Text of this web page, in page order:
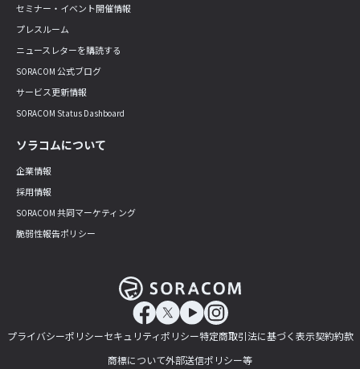
セミナー・イベント開催情報
プレスルーム
ニュースレターを購読する
SORACOM 公式ブログ
サービス更新情報
SORACOM Status Dashboard
ソラコムについて
企業情報
採用情報
SORACOM 共同マーケティング
脆弱性報告ポリシー
プライバシーポリシーセキュリティポリシー特定商取引法に基づく表示契約約款
商標について外部送信ポリシー等